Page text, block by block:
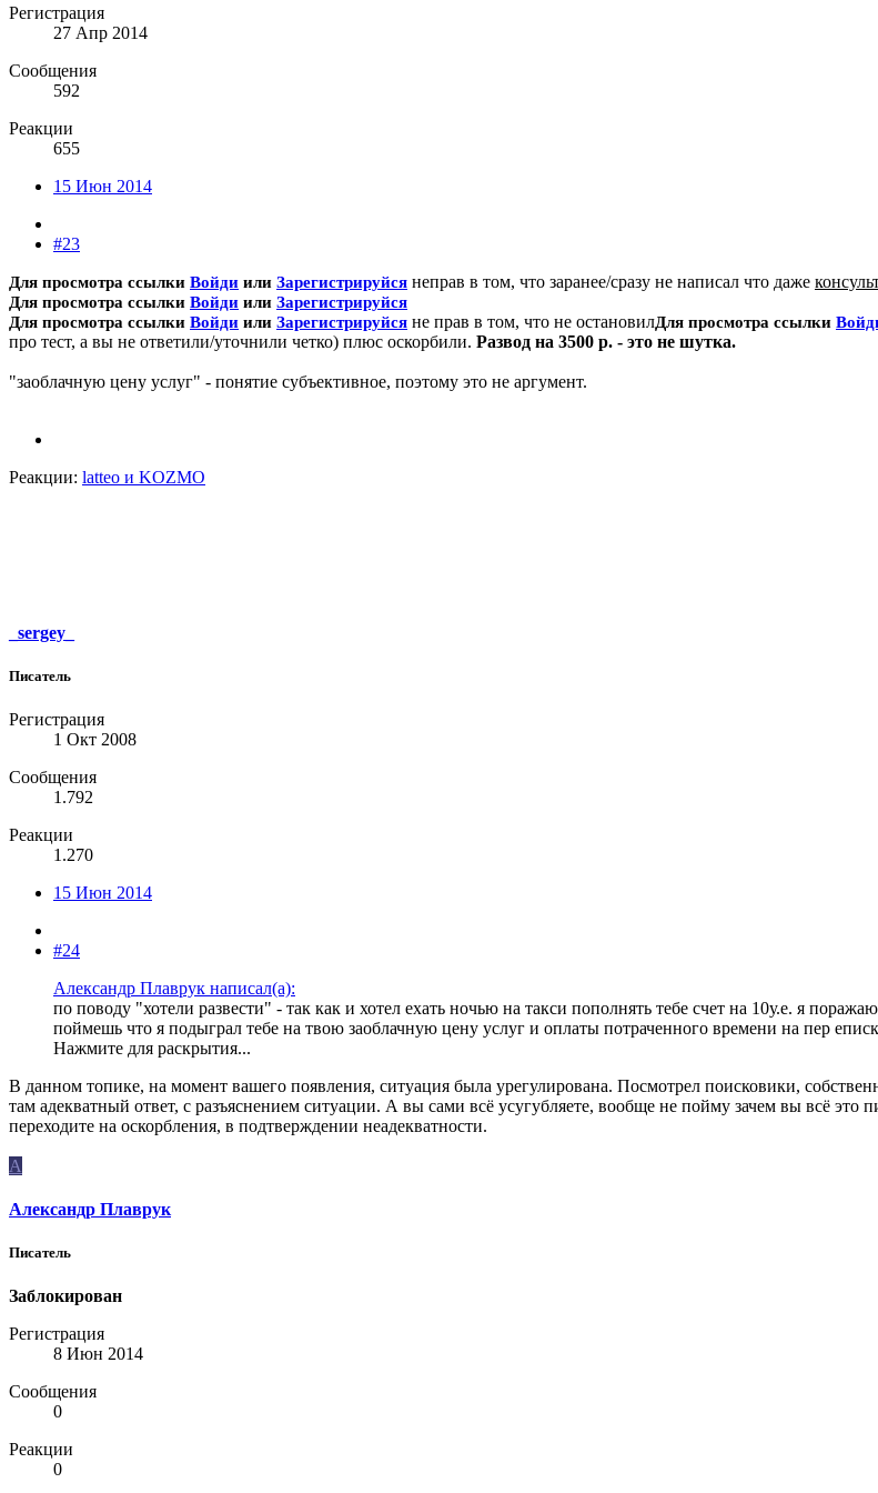
Регистрация
27 Апр 2014
Сообщения
592
Реакции
655
15 Июн 2014
#23
Для просмотра ссылки Войди или Зарегистрируйся неправ в том, что заранее/сразу не написал что даже
Для просмотра ссылки Войди или Зарегистрируйся
Для просмотра ссылки Войди или Зарегистрируйся не прав в том, что не остановилДля просмотра ссылки
про тест, а вы не ответили/уточнили четко) плюс оскорбили. Развод на 3500 р. - это не шутка.
"заоблачную цену услуг" - понятие субъективное, поэтому это не аргумент.
Реакции: latteo и KOZMO
_sergey_
Писатель
Регистрация
1 Окт 2008
Сообщения
1.792
Реакции
1.270
15 Июн 2014
#24
Александр Плаврук написал(а):
по поводу "хотели развести" - так как и хотел ехать ночью на такси пополнять тебе счет на 10у.е. я
поймешь что я подыграл тебе на твою заоблачную цену услуг и оплаты потраченного времени на пер
Нажмите для раскрытия...
В данном топике, на момент вашего появления, ситуация была урегулирована. Посмотрел поисковики,
там адекватный ответ, с разъяснением ситуации. А вы сами всё усугубляете, вообще не пойму зачем вы всё это
переходите на оскорбления, в подтверждении неадекватности.
А
Александр Плаврук
Писатель
Заблокирован
Регистрация
8 Июн 2014
Сообщения
0
Реакции
0